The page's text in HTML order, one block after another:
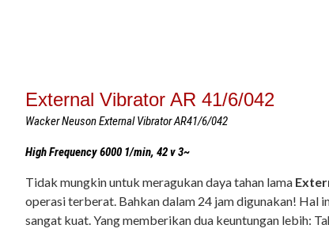
External Vibrator AR 41/6/042
Wacker Neuson External Vibrator AR41/6/042
High Frequency 6000 1/min, 42 v 3~
Tidak mungkin untuk meragukan daya tahan lama
operasi terberat. Bahkan dalam 24 jam digunakan! Hal
sangat kuat. Yang memberikan dua keuntungan lebih: